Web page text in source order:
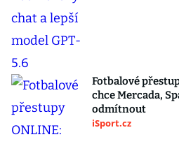
Fotbalové
chce Mercada,
odmítnout
iSport.cz